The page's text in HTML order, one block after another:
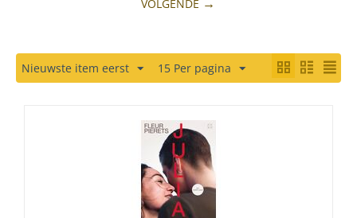
VOLGENDE
Nieuwste item eerst 15 Per pagina